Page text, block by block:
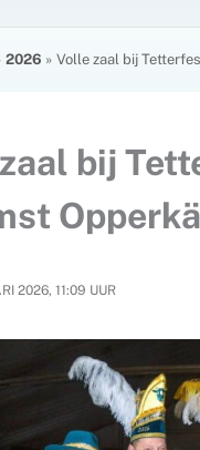
2026 Volle zaal bij
bij
2026, 11:09 UUR